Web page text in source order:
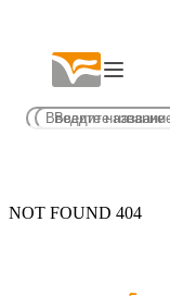
NOT FOUND 404